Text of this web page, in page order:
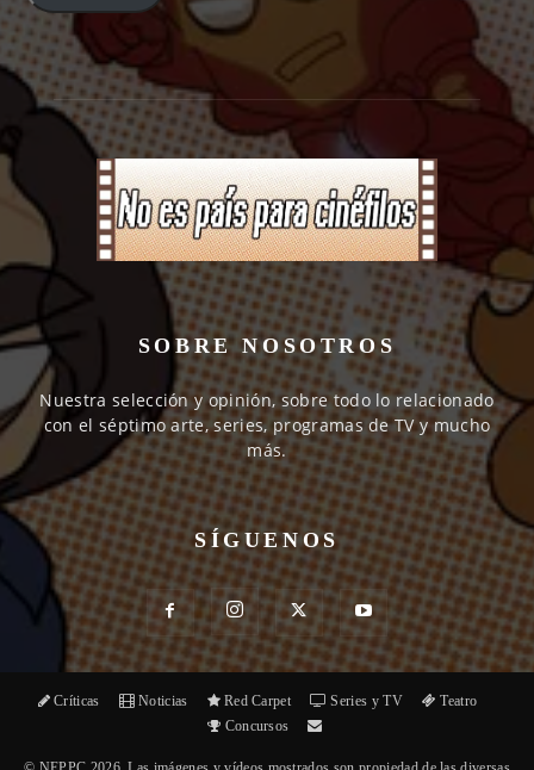
SOBRE NOSOTROS
Nuestra selección y opinión, sobre todo lo relacionado
con el séptimo arte, series, programas de TV y mucho
más.
SÍGUENOS
Críticas Noticias Red Carpet Series y TV
Teatro
Concursos